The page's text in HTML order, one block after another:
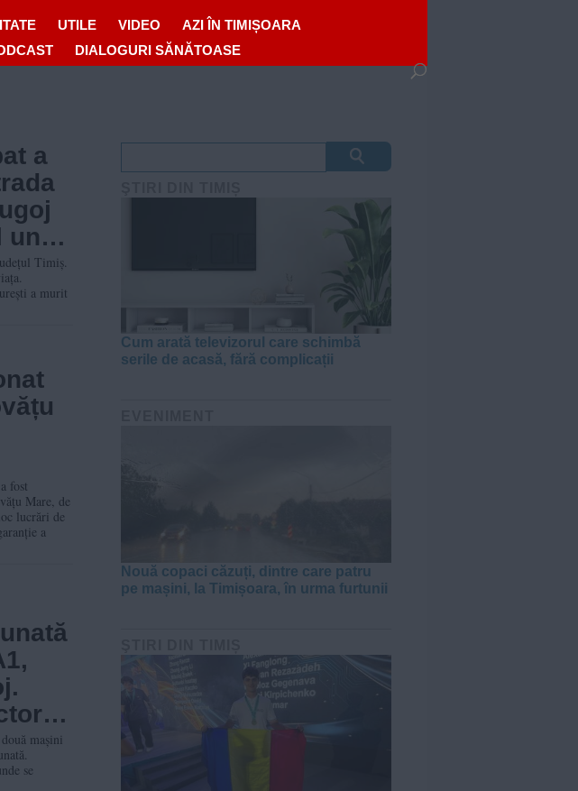
UTILE VIDEO
AZI ÎN TIMIȘOARA
DIALOGURI SĂNĂTOASE
a
unui
aTimiș.
a murit
fost
Mare, de
lucrări de
a
mașini
se
Cum arată televizorul care schimbă
serile de acasă, fără complicații
Nouă copaci căzuți, dintre care patru
pe mașini, la Timișoara, în urma furtunii